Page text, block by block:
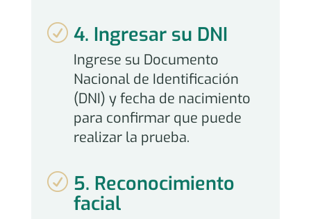
R 4. Ingresar su DNI
Ingrese su Documento
Nacional de Identificación
(DNI) y fecha de nacimiento
para confirmar que puede
realizar la prueba.
R 5. Reconocimiento
facial